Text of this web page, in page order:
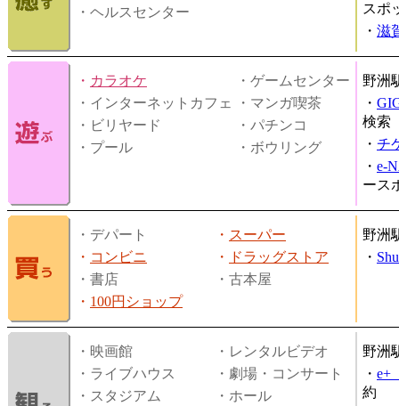
・ヘルスセンター
スポ
・ 滋
・ カラオケ
・ゲームセンター
・インターネットカフェ
・マンガ喫茶
・ビリヤード
・パチンコ
・プール
・ボウリング
野洲
・
検索
・ チ
・ e-
ース
・デパート ・ スーパー
・ コンビニ ・
ドラッグストア
・書店
・古本屋
・ 100円ショップ
野洲
・
・映画館
・レンタルビデオ
・ライブハウス
・劇場・コンサート
・スタジアム
・ホール
野洲
・ e+
約